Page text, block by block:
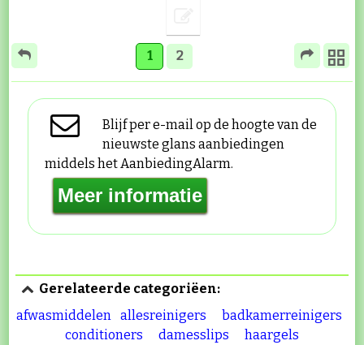
1 2
Blijf per e-mail op de hoogte van de
nieuwste glans aanbiedingen
middels het AanbiedingAlarm.
Gerelateerde categoriëen:
afwasmiddelen
allesreinigers
badkamerreinigers
conditioners
damesslips
haargels